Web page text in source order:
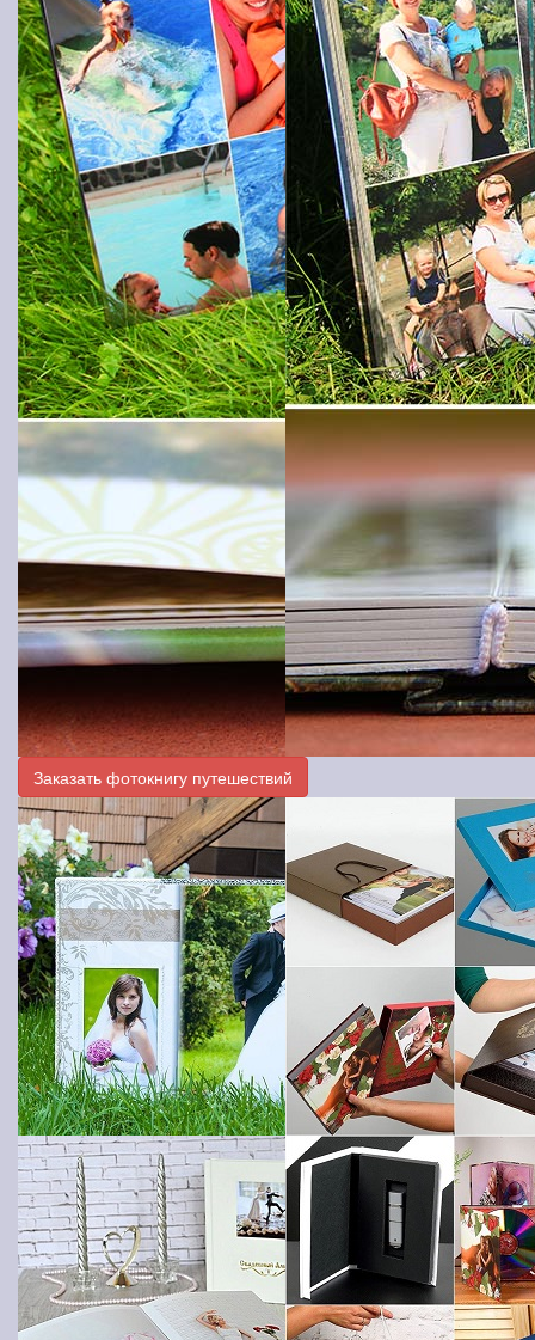
Заказать фотокнигу путешествий